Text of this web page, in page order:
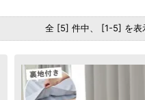
全 [5] 件中、 [1-5] を表